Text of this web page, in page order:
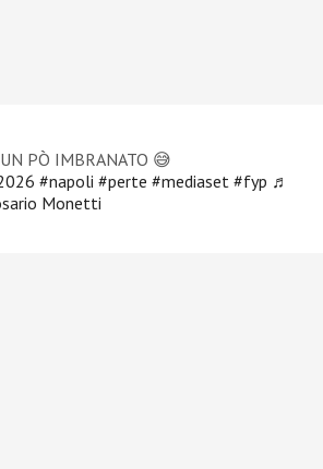
UN PÒ IMBRANATO 😅
#napoli #perte #mediaset #fyp ♬
Monetti